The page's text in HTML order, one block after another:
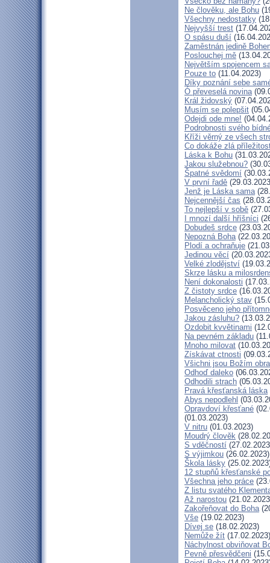
Ne člověku, ale Bohu
Všechny nedostatky
Nejvyšší trest
O spásu duší
Zaměstnán jedině
Poslouchej mě
Největším spojencem
Pouze to (11.04.2023)
Díky poznání sebe
Ó převeselá novina
Král židovský
Musím se polepšit
Odejdi ode mne!
Podrobnosti svého
Kříži věrný ze všech
Co dokáže zlá
Láska k Bohu
Jakou služebnou?
Špatné svědomí
V první řadě
Jenž je Láska sama
Nejcennější čas
To nejlepší v sobě
I mnozí další hříšníci
Dobudeš srdce
Nepozná Boha
Plodí a ochraňuje
Jedinou věcí
Velké zlodějství
Skrze lásku a
Není dokonalosti
Z čistoty srdce
Melancholický stav
Posvěceno jeho
Jakou zásluhu?
Ozdobit kvvětinami
Na pevném základu
Mnoho milovat
Získávat ctnosti
Všichni jsou Božím
Odhoď daleko
Odhodili strach
Pravá křesťanská láska
Abys nepodlehl
Opravdoví křesťané
(01.03.2023)
V nitru (01.03.2023)
Moudrý člověk
S vděčností
S výjimkou (26.02.2023)
Škola lásky
12 stupňů křesťanské
Všechna jeho práce
Z listu svatého
Až narostou
Zakořeňovat do Boha
Vše (19.02.2023)
Dívej se (18.02.2023)
Nemůže žít (17.02.2023)
Náchylnost obviňovat
Pevně přesvědčeni